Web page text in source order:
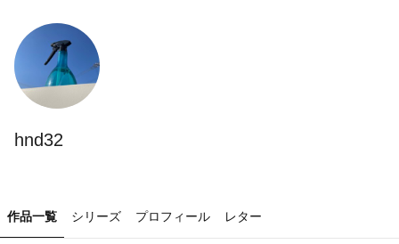
hnd32
作品一覧 シリーズ プロフィール レター